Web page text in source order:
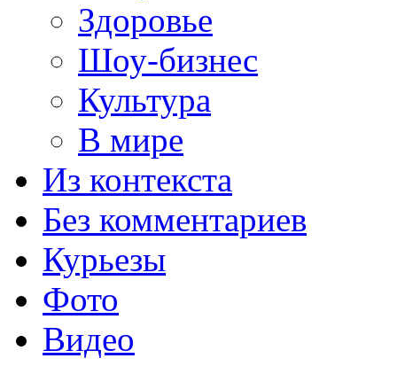
Здоровье
Шоу-бизнес
Культура
В мире
Из контекста
Без комментариев
Курьезы
Фото
Видео